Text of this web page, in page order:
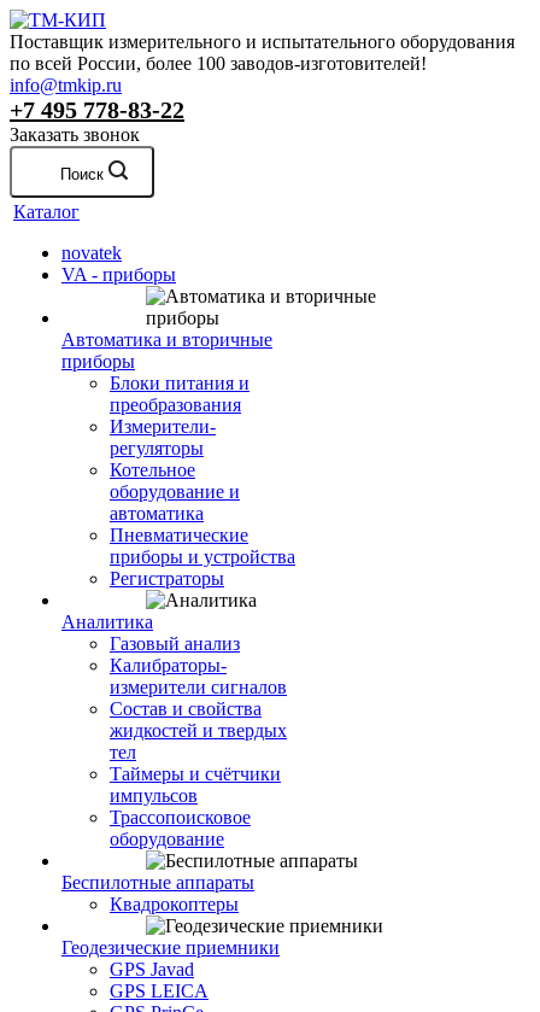
Поставщик измерительного и испытательного оборудования
по всей России, более 100 заводов-изготовителей!
info@tmkip.ru
+7 495 778-83-22
Заказать звонок
Поиск
Каталог
novatek
VA - приборы
Автоматика и вторичные
приборы
Блоки питания и
преобразования
Измерители-
регуляторы
Котельное
оборудование и
автоматика
Пневматические
приборы и устройства
Регистраторы
Аналитика
Газовый анализ
Калибраторы-
измерители сигналов
Состав и свойства
жидкостей и твердых
тел
Таймеры и счётчики
импульсов
Трассопоисковое
оборудование
Беспилотные аппараты
Квадрокоптеры
Геодезические приемники
GPS Javad
GPS LEICA